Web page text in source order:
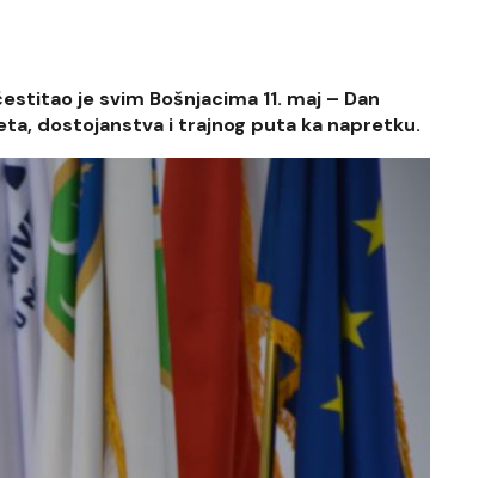
je svim Bošnjacima 11. maj – Dan
dostojanstva i trajnog puta ka napretku.